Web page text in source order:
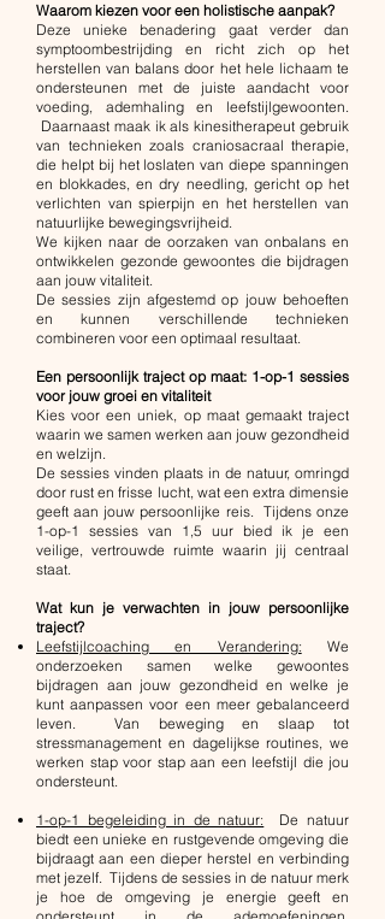
Waarom kiezen voor een holistische aanpak?
Deze unieke benadering gaat verder dan
symptoombestrijding en richt zich op het
herstellen van balans door het hele lichaam te
ondersteunen met de juiste aandacht voor
voeding, ademhaling en leefstijlgewoonten.
Daarnaast maak ik als kinesitherapeut gebruik
van technieken zoals craniosacraal therapie,
die helpt bij het loslaten van diepe spanningen
en blokkades, en dry needling, gericht op het
verlichten van spierpijn en het herstellen van
natuurlijke bewegingsvrijheid.
We kijken naar de oorzaken van onbalans en
ontwikkelen gezonde gewoontes die bijdragen
aan jouw vitaliteit.
De sessies zijn afgestemd op jouw behoeften
en kunnen verschillende technieken
combineren voor een optimaal resultaat.
Een persoonlijk traject op maat: 1-op-1 sessies
voor jouw groei en vitaliteit
Kies voor een uniek, op maat gemaakt traject
waarin we samen werken aan jouw gezondheid
en welzijn.
De sessies vinden plaats in de natuur, omringd
door rust en frisse lucht, wat een extra dimensie
geeft aan jouw persoonlijke reis. Tijdens onze
1-op-1 sessies van 1,5 uur bied ik je een
veilige, vertrouwde ruimte waarin jij centraal
staat.
Wat kun je verwachten in jouw persoonlijke
traject?
Leefstijlcoaching en Verandering:We
onderzoeken samen welke gewoontes
bijdragen aan jouw gezondheid en welke je
kunt aanpassen voor een meer gebalanceerd
leven. Van beweging en slaap tot
stressmanagement en dagelijkse routines, we
werken stap voor stap aan een leefstijl die jou
ondersteunt.
1-op-1 begeleiding in de natuur: De natuur
biedt een unieke en rustgevende omgeving die
bijdraagt aan een dieper herstel en verbinding
met jezelf. Tijdens de sessies in de natuur merk
je hoe de omgeving je energie geeft en